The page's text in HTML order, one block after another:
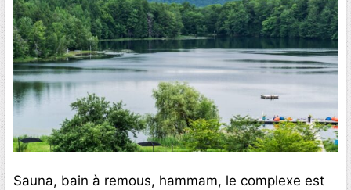
Sauna, bain à remous, hammam, le complexe est